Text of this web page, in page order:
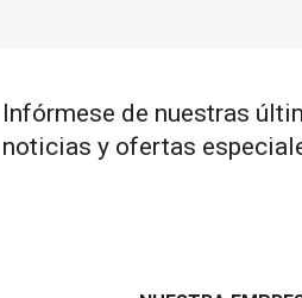
Infórmese de nuestras
noticias y ofertas